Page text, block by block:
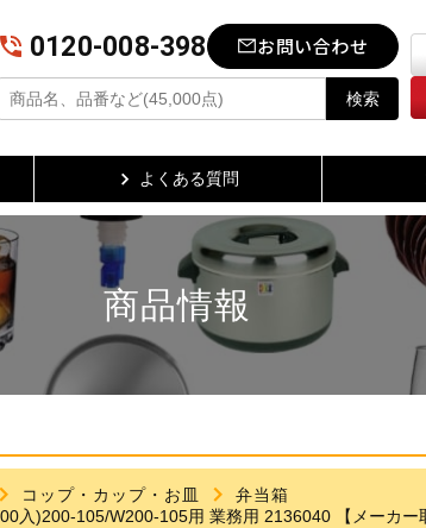
0120-008-398 お問い合わせ
検索
よくある質問
商品情報
コップ・カップ・お皿
弁当箱
入)200-105/W200-105用 業務用 2136040 【メーカー